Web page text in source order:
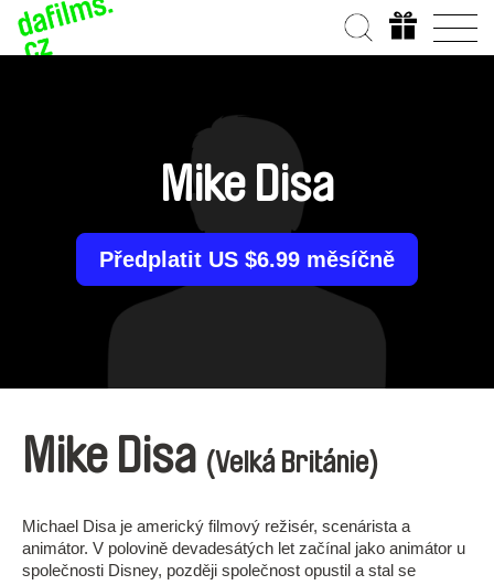
Mike Disa
Předplatit US $6.99 měsíčně
Mike Disa (Velká Británie)
Michael Disa je americký filmový režisér, scenárista a
animátor. V polovině devadesátých let začínal jako animátor u
společnosti Disney, později společnost opustil a stal se